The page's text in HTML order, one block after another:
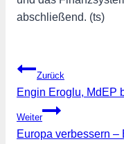
abschließend. (ts)
Zurück
Engin Eroglu, MdEP
Weiter
Europa verbessern –